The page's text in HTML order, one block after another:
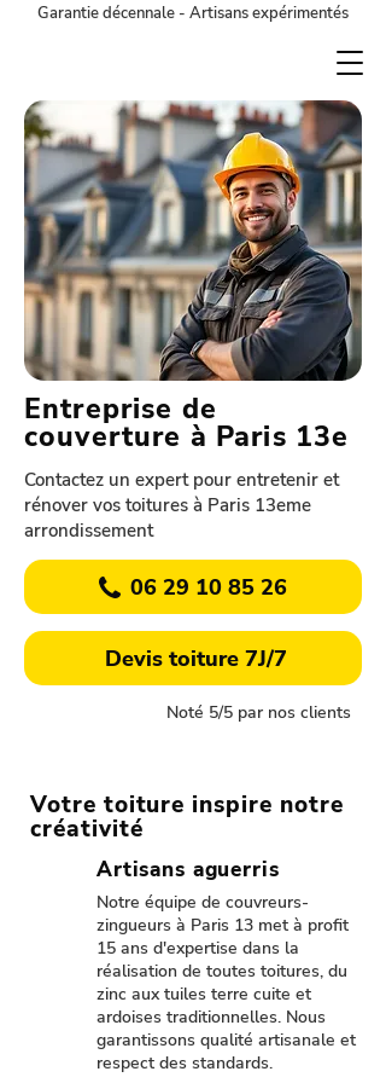
Garantie décennale - Artisans expérimentés
Entreprise de
couverture à Paris 13e
Contactez un expert pour entretenir et
rénover vos toitures à Paris 13eme
arrondissement
06 29 10 85 26
Devis toiture 7J/7
Noté 5/5 par nos clients
Votre toiture inspire notre
créativité
Artisans aguerris
Notre équipe de couvreurs-
zingueurs à Paris 13 met à profit
15 ans d'expertise dans la
réalisation de toutes toitures, du
zinc aux tuiles terre cuite et
ardoises traditionnelles. Nous
garantissons qualité artisanale et
respect des standards.